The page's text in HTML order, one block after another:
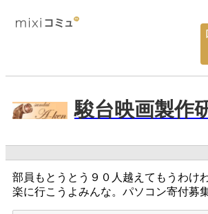
駿台映画製作
部員もとうとう９０人越えてもうわけ
楽に行こうよみんな。パソコン寄付募